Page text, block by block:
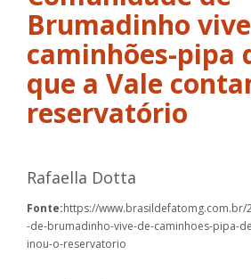
Brumadinho
caminhões-pipa
que a Vale
reservatório
Rafaella Dotta
Fonte:https://www.brasildefatomg.com.br/
-de-brumadinho-vive-de-caminhoes-pipa-
inou-o-reservatorio